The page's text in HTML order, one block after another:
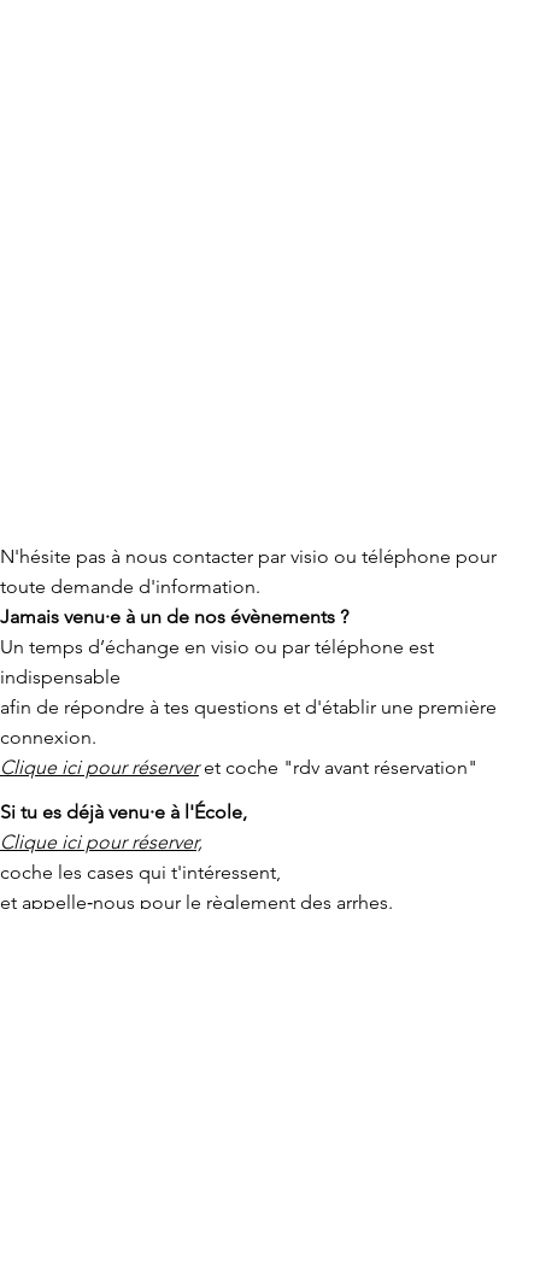
N'hésite pas à nous contacter par visio ou téléphone pour
toute demande d'information.
Jamais venu·e à un de nos évènements ?
Un temps d’échange en visio ou par téléphone est
indispensable
afin de répondre à tes questions et d'établir une première
connexion.
Clique ici pour réserveret coche "rdv avant réservation"
Si tu es déjà venu·e à l'École,
Clique ici pour réserver,
coche les cases qui t'intéressent,
et appelle‑nous pour le règlement des arrhes.